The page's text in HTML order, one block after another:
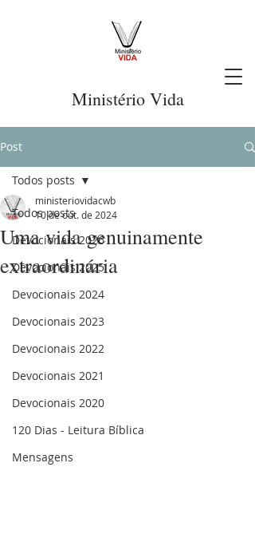
Ministério Vida
Post
Todos posts
Devocionais 2026
Devocionais 2025
Devocionais 2024
Devocionais 2023
Devocionais 2022
Devocionais 2021
Devocionais 2020
120 Dias - Leitura Bíblica
Mensagens
Todos posts
Uma vida genuinamente
extraordinária
ministeriovidacwb
10 de out. de 2024